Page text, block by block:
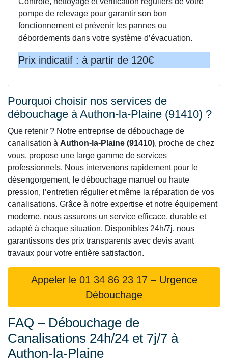
pompe de relevage pour garantir son bon
fonctionnement et prévenir les pannes ou
débordements dans votre système d’évacuation.
Prix indicatif : à partir de 120€
Pourquoi choisir nos services de
débouchage à Authon-la-Plaine (91410) ?
Que retenir ? Notre entreprise de débouchage de
canalisation à Authon-la-Plaine (91410), proche de chez
vous, propose une large gamme de services
professionnels. Nous intervenons rapidement pour le
désengorgement, le débouchage manuel ou haute
pression, l’entretien régulier et même la réparation de vos
canalisations. Grâce à notre expertise et notre équipement
moderne, nous assurons un service efficace, durable et
adapté à chaque situation. Disponibles 24h/7j, nous
garantissons des prix transparents avec devis avant
travaux pour votre entière satisfaction.
Appeler le 01 34 86 23 17 – Urgence
Débouchage
FAQ – Débouchage de
Canalisations 24h/24 et 7j/7 à
Authon-la-Plaine